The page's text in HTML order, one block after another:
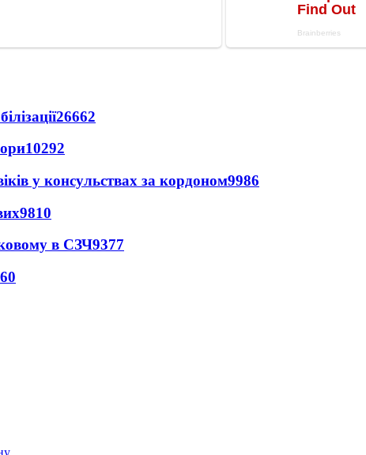
26662
10292
у консульствах за кордоном9986
9810
в СЗЧ9377